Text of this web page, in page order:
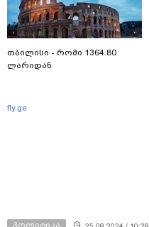
თბილისი - რომი 1364.80
ლარიდან
fly.ge
პოლიტიკა